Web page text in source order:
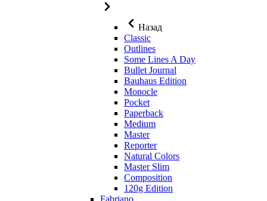
Назад
Classic
Outlines
Some Lines A Day
Bullet Journal
Bauhaus Edition
Monocle
Pocket
Paperback
Medium
Master
Reporter
Natural Colors
Master Slim
Composition
120g Edition